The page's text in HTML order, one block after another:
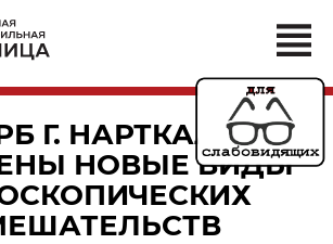
Г. НАРТКАЛА
НОВЫЕ ВИДЫ